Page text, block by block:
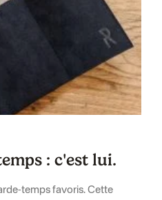
: c'est lui.
temps favoris. Cette